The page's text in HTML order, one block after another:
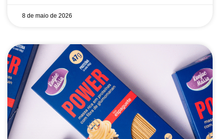
8 de maio de 2026